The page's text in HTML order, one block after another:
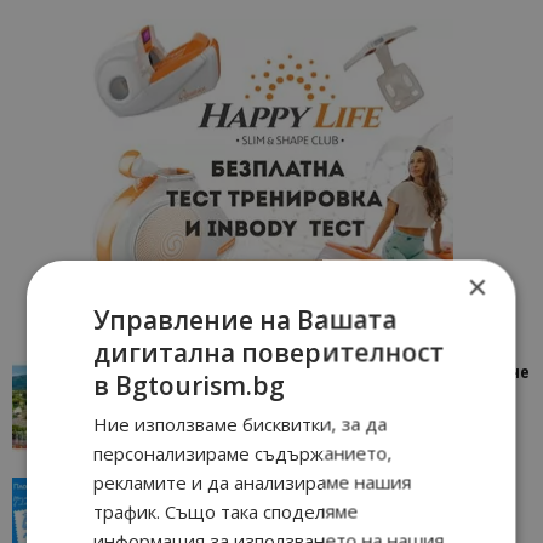
“Пощенска картичка от…”: Петрич – Изживяване
отвъд очакваното
Петрич 11/07/2026 11:22
“Пощенска картичка от…”: Пловдив, градът на
всички времена
×
Управление на Вашата
дигитална поверителност
в Bgtourism.bg
Ние използваме бисквитки, за да
персонализираме съдържанието,
рекламите и да анализираме нашия
трафик. Също така споделяме